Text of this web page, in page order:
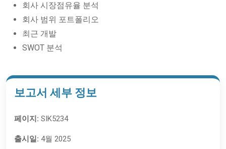
회사 시장점유율 분석
회사 범위 포트폴리오
최근 개발
SWOT 분석
보고서 세부 정보
페이지: SIK5234
출시일: 4월 2025